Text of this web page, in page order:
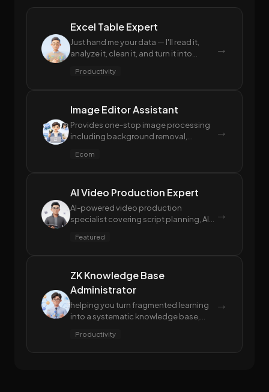
Excel Table Expert
Just hand me your data — I'll read it,
analyze it, clean it, and turn it into
to reports, you won't have to worry
Productivity
→
Image Editor Assistant
Provides one-stop image processing
including background removal,
enhancement, image repair, shadow
Ecom
→
AI Video Production Expert
AI-powered video production
specialist covering script planning, AI
video), voiceover synthesis, and post-
Featured
→
ZK Knowledge Base
Administrator
helping you turn fragmented learning
into a systematic knowledge base,
decision analysis to knowledge library
Productivity
→